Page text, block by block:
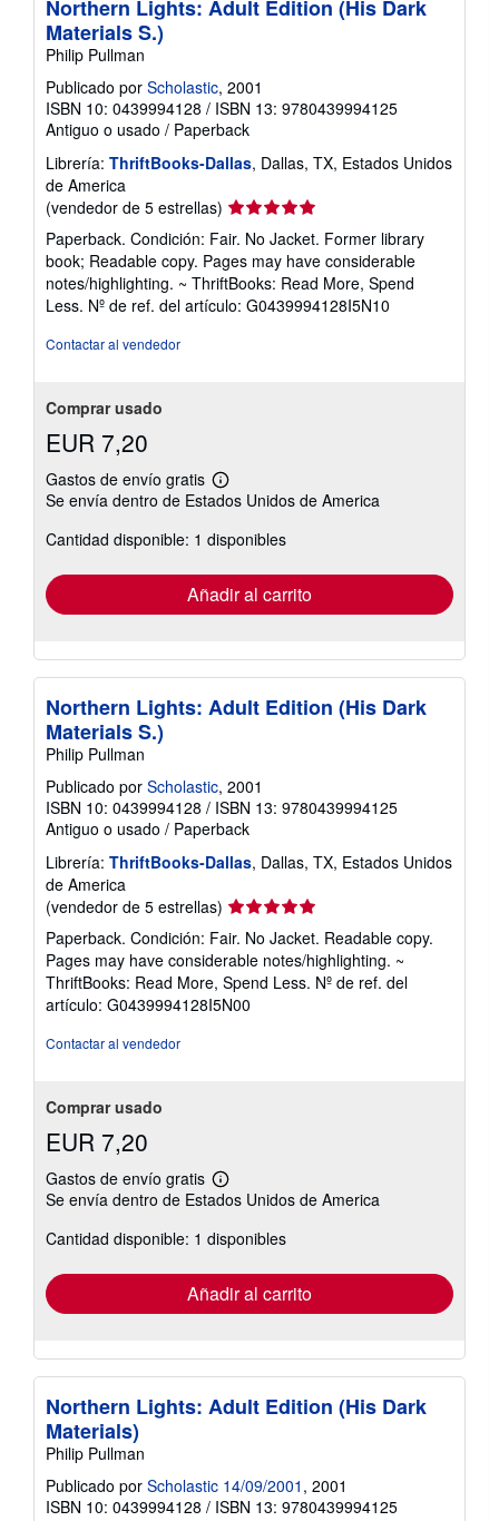
Northern Lights: Adult Edition (His Dark
Materials S.)
Philip Pullman
Publicado por Scholastic, 2001
ISBN 10: 0439994128 / ISBN 13: 9780439994125
Antiguo o usado / Paperback
Librería: ThriftBooks-Dallas, Dallas, TX, Estados Unidos
de America
(vendedor de 5 estrellas) Calificación
del
vendedor:
5
de
5
Paperback. Condición: Fair. No Jacket. Former library
book; Readable copy. Pages may have considerable
notes/highlighting. ~ ThriftBooks: Read More, Spend
Less. Nº de ref. del artículo: G0439994128I5N10
Contactar al vendedor
Comprar usado
EUR 7,20
Gastos de envío gratis
Más
información
las
tarifas
envío
Se envía dentro de Estados Unidos de America
Cantidad disponible: 1 disponibles
Añadir al carrito
Northern Lights: Adult Edition (His Dark
Materials S.)
Philip Pullman
Publicado por Scholastic, 2001
ISBN 10: 0439994128 / ISBN 13: 9780439994125
Antiguo o usado / Paperback
Librería: ThriftBooks-Dallas, Dallas, TX, Estados Unidos
de America
(vendedor de 5 estrellas) Calificación
del
vendedor:
5
de
5
Paperback. Condición: Fair. No Jacket. Readable copy.
Pages may have considerable notes/highlighting. ~
ThriftBooks: Read More, Spend Less. Nº de ref. del
artículo: G0439994128I5N00
Contactar al vendedor
Comprar usado
EUR 7,20
Gastos de envío gratis
Más
información
las
tarifas
envío
Se envía dentro de Estados Unidos de America
Cantidad disponible: 1 disponibles
Añadir al carrito
Northern Lights: Adult Edition (His Dark
Materials)
Philip Pullman
Publicado por Scholastic 14/09/2001 , 2001
ISBN 10: 0439994128 / ISBN 13: 9780439994125